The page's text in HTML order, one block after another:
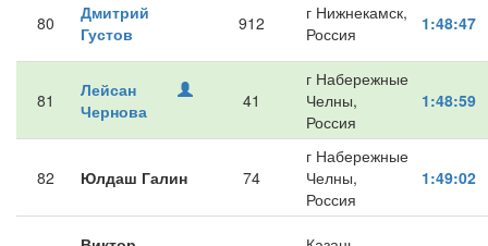
80
Дмитрий
Густов
912
г Нижнекамск,
Россия
1:48:47
81
Лейсан
Чернова
41
г Набережные
Челны,
Россия
1:48:59
82 Юлдаш Галин 74
г Набережные
Челны,
Россия
1:49:02